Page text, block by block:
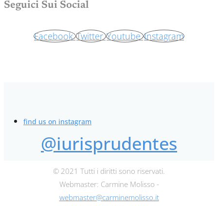
Seguici Sui Social
Facebook Twitter Youtube Instagram
find us on instagram
@iurisprudentes
© 2021 Tutti i diritti sono riservati.
Webmaster: Carmine Molisso -
webmaster@carminemolisso.it